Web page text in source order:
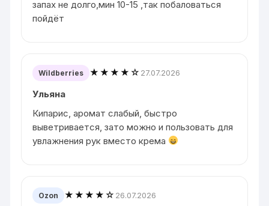
запах не долго,мин 10-15 ,так побаловаться
пойдёт
Wildberries ★★★★☆ 27.07.2026
Ульяна
Кипарис, аромат слабый, быстро
выветривается, зато можно и пользовать для
увлажнения рук вместо крема
Ozon ★★★★☆ 26.07.2026